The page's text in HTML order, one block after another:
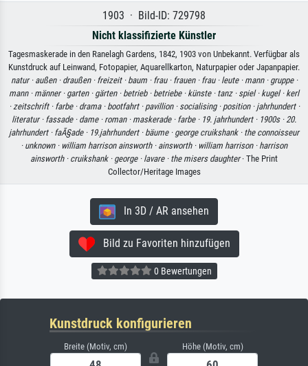
1903 · Bild-ID: 729798
Nicht klassifizierte Künstler
Tagesmaskerade in den Ranelagh Gardens, 1842, 1903 von Unbekannt. Verfügbar als
Kunstdruck auf Leinwand, Fotopapier, Aquarellkarton, Naturpapier oder Japanpapier.
natur · außen · draußen · freizeit · baum · frau · frauen · frau · leute · mann · gruppe ·
mann · männer · garten · gärten · betrieb · betriebe · künste · tanz · spiel · kugel · kerl
·zeitschrift · farbe · drama · bootfahrt · pavillion · socialising · position · jahrhundert ·
literatur · fassade · dame · roman · maskerade · farbe · 19. jahrhundert · 1900s ·20.
jahrhundert · faÃ§ade · 19.jahrhundert · bäume · george cruikshank · the connoisseur
· unknown · william harrison ainsworth · ainsworth · william harrison · harrison
ainsworth · cruikshank · george · lavare · the misers daughter· The Print
Collector/Heritage Images
In 3D / AR ansehen
Bild zu Favoriten hinzufügen
0 Bewertungen
Kunstdruck konfigurieren
Breite (Motiv, cm) Höhe (Motiv, cm)